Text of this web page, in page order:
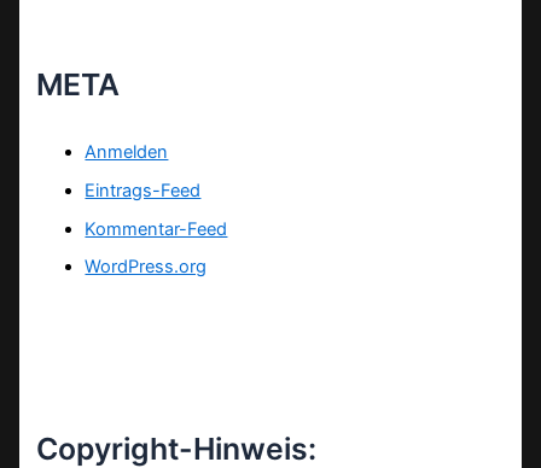
META
Anmelden
Eintrags-Feed
Kommentar-Feed
WordPress.org
Copyright-Hinweis: